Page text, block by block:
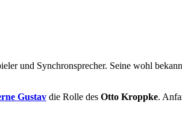
und Synchronsprecher. Seine wohl
Gustav die Rolle des Otto Kroppke.